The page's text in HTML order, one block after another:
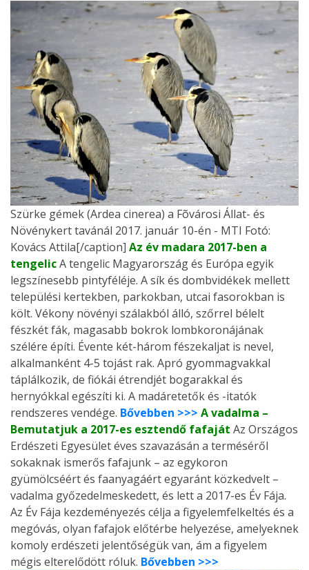
Szürke gémek (Ardea cinerea) a Fõvárosi Állat- és
Növénykert tavánál 2017. január 10-én - MTI Fotó:
Kovács Attila[/caption] Az év madara 2017-ben a
tengelicA tengelic Magyarország és Európa egyik
legszínesebb pintyféléje. A sík és dombvidékek mellett
települési kertekben, parkokban, utcai fasorokban is
költ. Vékony növényi szálakból álló, szőrrel bélelt
fészkét fák, magasabb bokrok lombkoronájának
szélére építi. Évente két-három fészekaljat is nevel,
alkalmanként 4-5 tojást rak. Apró gyommagvakkal
táplálkozik, de fiókái étrendjét bogarakkal és
hernyókkal egészíti ki. A madáretetők és -itatók
rendszeres vendége. Bővebben >>> A vadalma –
Bemutatjuk a 2017-es esztendő fafaját Az Országos
Erdészeti Egyesület éves szavazásán a terméséről
sokaknak ismerős fafajunk – az egykoron
gyümölcséért és faanyagáért egyaránt közkedvelt –
vadalma győzedelmeskedett, és lett a 2017-es Év Fája.
Az Év Fája kezdeményezés célja a figyelemfelkeltés és a
megóvás, olyan fafajok előtérbe helyezése, amelyeknek
komoly erdészeti jelentőségük van, ám a figyelem
mégis elterelődött róluk. Bővebben >>>